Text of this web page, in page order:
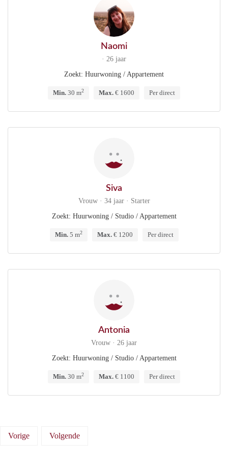
Naomi
· 26 jaar
Zoekt: Huurwoning / Appartement
Min. 30 m2 Max. € 1600 Per direct
Siva
Vrouw · 34 jaar · Starter
Zoekt: Huurwoning / Studio / Appartement
Min.5 m2 Max.€ 1200 Per direct
Antonia
Vrouw · 26 jaar
Zoekt: Huurwoning / Studio / Appartement
Min. 30 m2 Max. € 1100 Per direct
Vorige Volgende